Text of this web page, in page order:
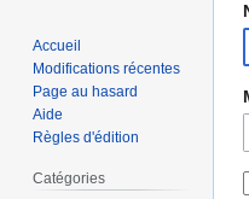
Accueil
Modifications récentes
Page au hasard
Aide
Règles d'édition
Catégories